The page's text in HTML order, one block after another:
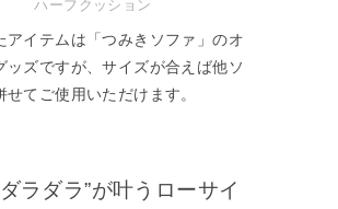
ハーフクッション
アイテムは「つみきソファ」のオ
ッズですが、サイズが合えば他ソ
せてご使用いただけます。
ラダラ”が叶うローサイ